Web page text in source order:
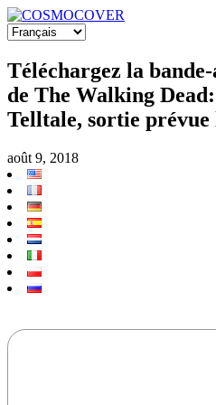
Téléchargez la
de The Walking
Telltale, sortie prévue
août 9, 2018